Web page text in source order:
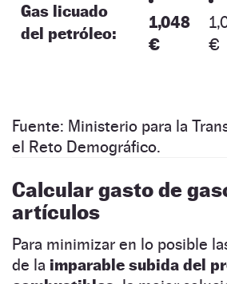
Gas licuado
del petróleo:
1,048
€
€
Fuente: Ministerio para la
el Reto Demográfico.
Calcular gasto de
artículos
Para minimizar en lo posible
de la imparable subida del